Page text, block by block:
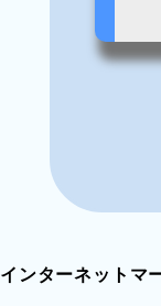
インターネットマ